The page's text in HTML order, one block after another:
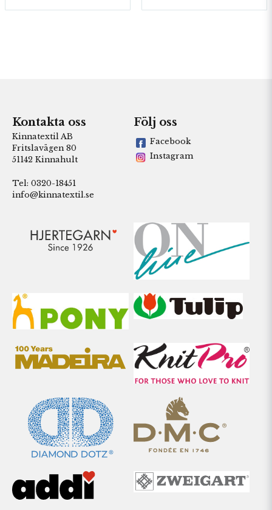
Kontakta oss
Kinnatextil AB
Fritslavägen 80
51142 Kinnahult
Tel: 0320-18451
info@kinnatextil.se
Följ oss
Facebook
Instagram